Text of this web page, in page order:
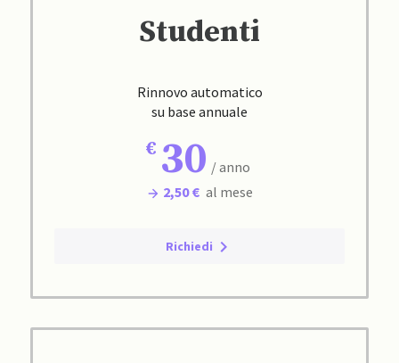
Studenti
Rinnovo automatico
su base annuale
30 / anno
2,50 € al mese
Richiedi